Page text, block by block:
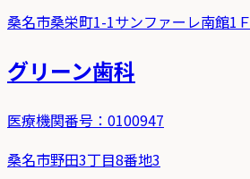
桑名市桑栄町1-1サンファーレ南館1Ｆ
グリーン歯科
医療機関番号： 0100947
桑名市野田3丁目8番地3